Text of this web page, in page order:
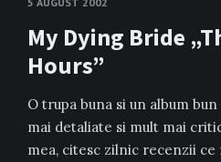
My Dying Bride
Hours”
O trupa buna si un album
mai detaliate si mult mai
mea, citesc zilnic recenzii